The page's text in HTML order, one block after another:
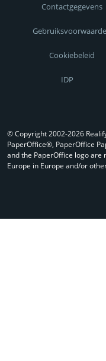
Contactgegevens
Cookiebeleid
IDP
© Copyright 2002-2026
PaperOffice®, PaperOffice
and the PaperOffice logo
Europe in Europe and/or